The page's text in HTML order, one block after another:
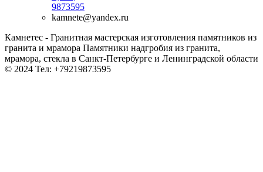
9873595
kamnete@yandex.ru
Камнетес - Гранитная мастерская изготовления памятников из
гранита и мрамора Памятники надгробия из гранита,
мрамора, стекла в Санкт-Петербурге и Ленинградской области
© 2024 Тел: +79219873595